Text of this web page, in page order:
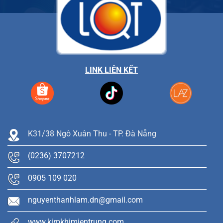
LINK LIÊN KẾT
K31/38 Ngô Xuân Thu - TP. Đà Nẵng
(0236) 3707212
0905 109 020
nguyenthanhlam.dn@gmail.com